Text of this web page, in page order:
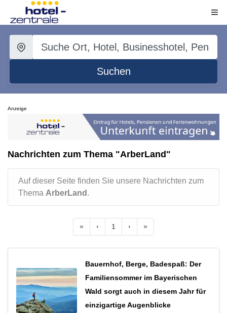
Suchen
Anzeige
Nachrichten zum Thema "ArberLand"
Auf dieser Seite finden Sie unsere Nachrichten zum
Thema ArberLand .
« ‹ 1 › »
Bauernhof, Berge, Badespaß: Der
Familiensommer im Bayerischen
Wald sorgt auch in diesem Jahr für
einzigartige Augenblicke